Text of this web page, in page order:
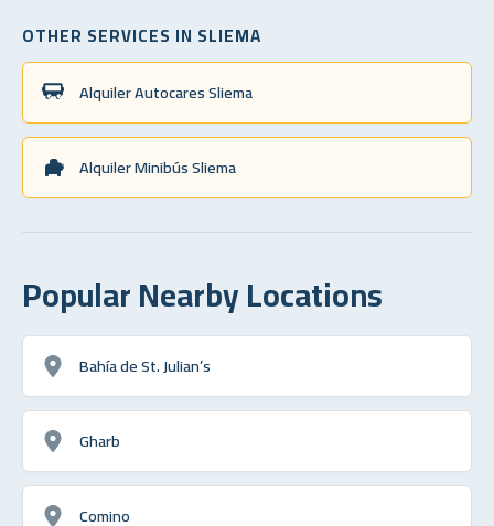
OTHER SERVICES IN SLIEMA
Alquiler Autocares Sliema
Alquiler Minibús Sliema
Popular Nearby Locations
Bahía de St. Julian’s
Gharb
Comino